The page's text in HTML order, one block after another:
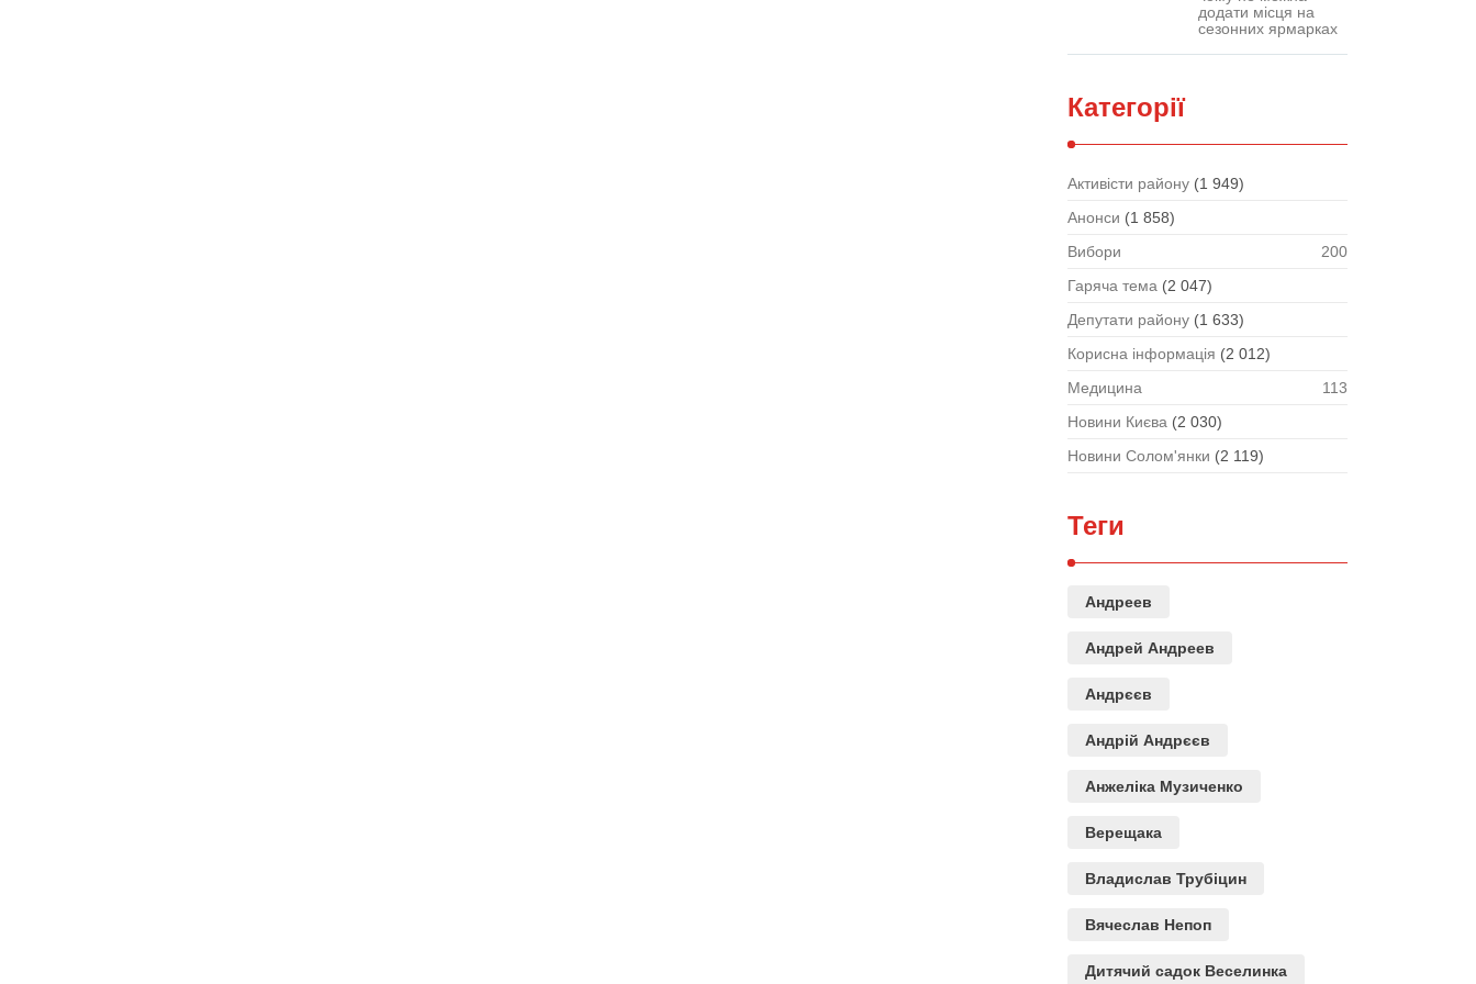
додати місця на
сезонних ярмарках
Категорії
Активісти району (1 949)
Анонси (1 858)
Вибори
200
Гаряча тема (2 047)
Депутати району (1 633)
Корисна інформація (2 012)
Медицина
113
Новини Києва (2 030)
Новини Солом'янки (2 119)
Теги
Андреев
Андрей Андреев
Андрєєв
Андрій Андрєєв
Анжеліка Музиченко
Верещака
Владислав Трубіцин
Вячеслав Непоп
Дитячий садок Веселинка